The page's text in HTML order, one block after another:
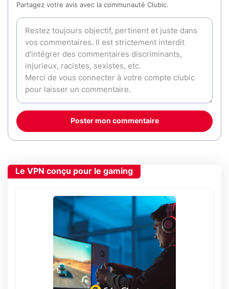
Partagez votre avis avec la communauté Clubic.
Poster mon commentaire
Le VPN conçu pour le gaming